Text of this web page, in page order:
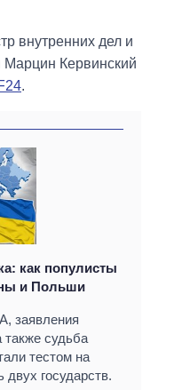
внутренних дел и
Кервинский
.
как популисты
и Польши
заявления
также судьба
тестом на
двух государств.